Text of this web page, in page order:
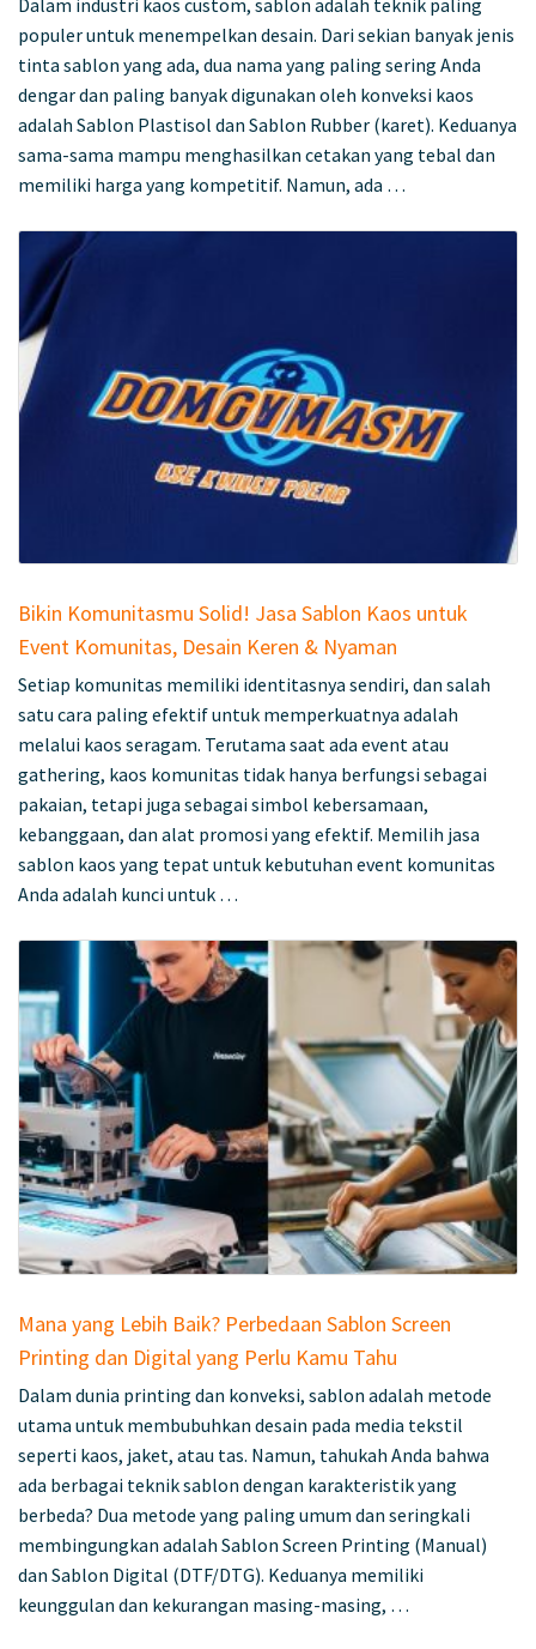
populer untuk menempelkan desain. Dari sekian banyak jenis
tinta sablon yang ada, dua nama yang paling sering Anda
dengar dan paling banyak digunakan oleh konveksi kaos
adalah Sablon Plastisol dan Sablon Rubber (karet). Keduanya
sama-sama mampu menghasilkan cetakan yang tebal dan
memiliki harga yang kompetitif. Namun, ada …
Bikin Komunitasmu Solid! Jasa Sablon Kaos untuk
Event Komunitas, Desain Keren & Nyaman
Setiap komunitas memiliki identitasnya sendiri, dan salah
satu cara paling efektif untuk memperkuatnya adalah
melalui kaos seragam. Terutama saat ada event atau
gathering, kaos komunitas tidak hanya berfungsi sebagai
pakaian, tetapi juga sebagai simbol kebersamaan,
kebanggaan, dan alat promosi yang efektif. Memilih jasa
sablon kaos yang tepat untuk kebutuhan event komunitas
Anda adalah kunci untuk …
Mana yang Lebih Baik? Perbedaan Sablon Screen
Printing dan Digital yang Perlu Kamu Tahu
Dalam dunia printing dan konveksi, sablon adalah metode
utama untuk membubuhkan desain pada media tekstil
seperti kaos, jaket, atau tas. Namun, tahukah Anda bahwa
ada berbagai teknik sablon dengan karakteristik yang
berbeda? Dua metode yang paling umum dan seringkali
membingungkan adalah Sablon Screen Printing (Manual)
dan Sablon Digital (DTF/DTG). Keduanya memiliki
keunggulan dan kekurangan masing-masing, …